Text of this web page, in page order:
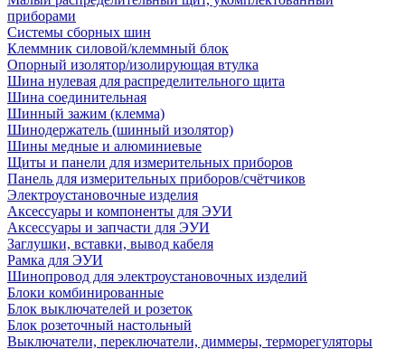
приборами
Системы сборных шин
Клеммник силовой/клеммный блок
Опорный изолятор/изолирующая втулка
Шина нулевая для распределительного щита
Шина соединительная
Шинный зажим (клемма)
Шинодержатель (шинный изолятор)
Шины медные и алюминиевые
Щиты и панели для измерительных приборов
Панель для измерительных приборов/счётчиков
Электроустановочные изделия
Аксессуары и компоненты для ЭУИ
Аксессуары и запчасти для ЭУИ
Заглушки, вставки, вывод кабеля
Рамка для ЭУИ
Шинопровод для электроустановочных изделий
Блоки комбинированные
Блок выключателей и розеток
Блок розеточный настольный
Выключатели, переключатели, диммеры, терморегуляторы